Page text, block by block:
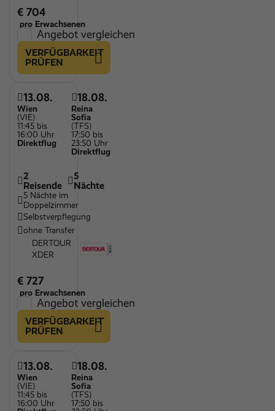
€ 704
pro Erwachsenen
Angebot vergleichen
VERFÜGBARKEIT
PRÜFEN
13.08.
Wien
(VIE)
11:45 bis
16:00 Uhr
Direktflug
18.08.
Reina
Sofia
(TFS)
17:50 bis
23:50 Uhr
Direktflug
2
Reisende
5
Nächte
5 Nächte im
Doppelzimmer
Selbstverpflegung
ohne Transfer
DERTOUR
XDER
€ 727
pro Erwachsenen
Angebot vergleichen
VERFÜGBARKEIT
PRÜFEN
13.08.
Wien
(VIE)
11:45 bis
16:00 Uhr
18.08.
Reina
Sofia
(TFS)
17:50 bis